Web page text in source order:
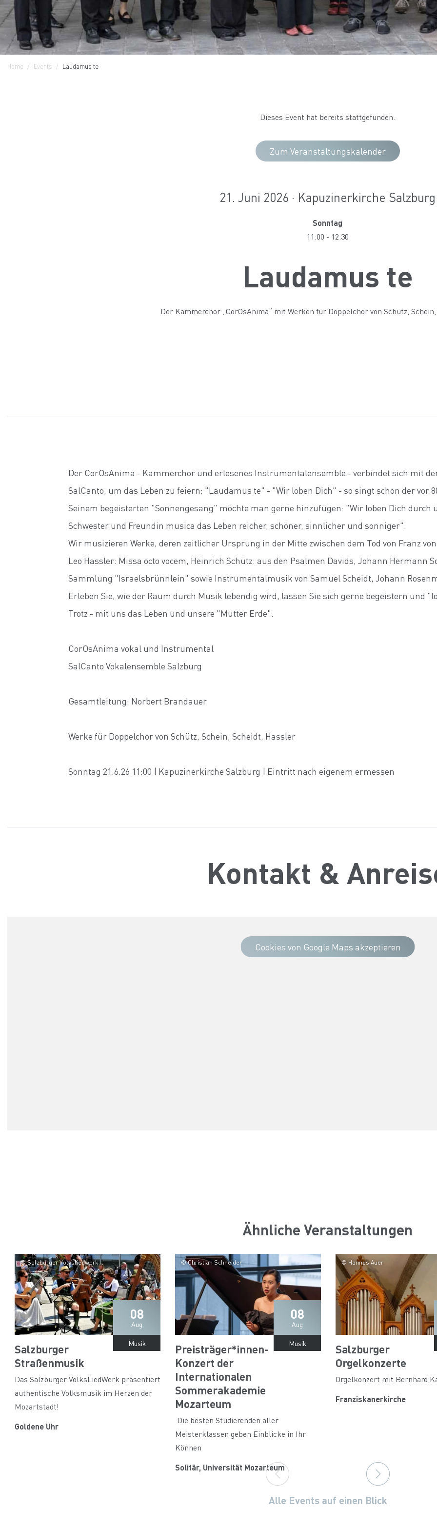
Home Events Laudamus te
Dieses Event hat bereits stattgefunden.
Zum Veranstaltungskalender
21. Juni 2026 · Kapuzinerkirche Salzburg
Sonntag
11:00 - 12:30
Laudamus te
Der Kammerchor „CorOsAnima“ mit Werken für Doppelchor von Schütz,
Der CorOsAnima - Kammerchor und erlesenes Instrumentalensemble - verbindet sich mit
SalCanto, um das Leben zu feiern: "Laudamus te" - "Wir loben Dich" - so singt schon der vor
Seinem begeisterten "Sonnengesang" möchte man gerne hinzufügen: "Wir loben Dich
Schwester und Freundin musica das Leben reicher, schöner, sinnlicher und sonniger".
Wir musizieren Werke, deren zeitlicher Ursprung in der Mitte zwischen dem Tod von Franz
Leo Hassler: Missa octo vocem, Heinrich Schütz: aus den Psalmen Davids, Johann Hermann
Sammlung "Israelsbrünnlein" sowie Instrumentalmusik von Samuel Scheidt, Johann
Erleben Sie, wie der Raum durch Musik lebendig wird, lassen Sie sich gerne begeistern und
Trotz - mit uns das Leben und unsere "Mutter Erde".
CorOsAnima vokal und Instrumental
SalCanto Vokalensemble Salzburg
Gesamtleitung: Norbert Brandauer
Werke für Doppelchor von Schütz, Schein, Scheidt, Hassler
Sonntag 21.6.26 11:00 | Kapuzinerkirche Salzburg | Eintritt nach eigenem ermessen
Kontakt &
Cookies von Google Maps akzeptieren
Ähnliche Veranstaltungen
08
Aug
© Salzburger Volksliedwerk
Musik
Salzburger
Straßenmusik
Das Salzburger VolksLiedWerk präsentiert
authentische Volksmusik im Herzen der
Mozartstadt!
Goldene Uhr
08
Aug
© Christian Schneider
Musik
Preisträger*innen-
Konzert der
Internationalen
Sommerakademie
Mozarteum
Die besten Studierenden aller
Meisterklassen geben Einblicke in Ihr
Können
Solitär, Universität Mozarteum
© Hannes Auer
Salzburger
Orgelkonzerte
Orgelkonzert mit Bernhard
Franziskanerkirche
Alle Events auf einen Blick